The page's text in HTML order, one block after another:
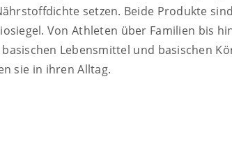
setzen. Beide Produkte
Von Athleten über Familien bis
Lebensmittel und basischen
sie in ihren Alltag.